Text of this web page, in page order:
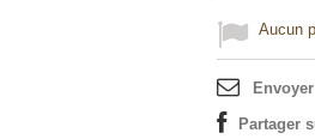
Aucun
Partager